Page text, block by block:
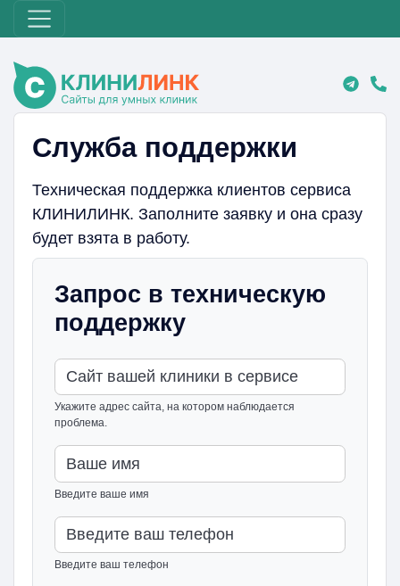
Служба поддержки
Техническая поддержка клиентов сервиса
КЛИНИЛИНК. Заполните заявку и она сразу
будет взята в работу.
Запрос в техническую
поддержку
Укажите адрес сайта, на котором наблюдается
проблема.
Введите ваше имя
Введите ваш телефон